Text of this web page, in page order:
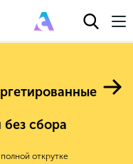
без сбора
открутке